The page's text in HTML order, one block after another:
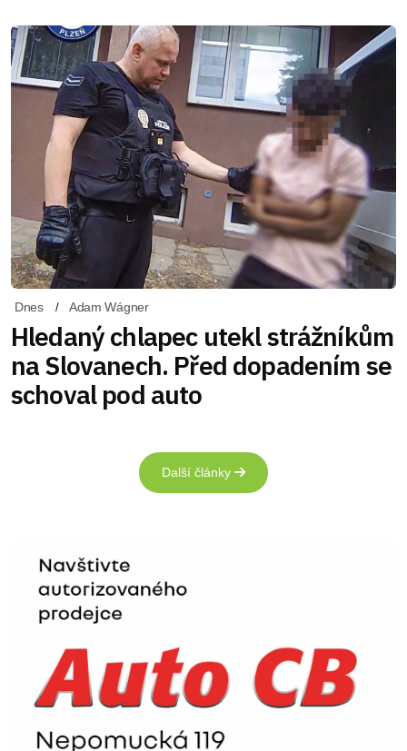
Dnes Adam Wágner
Hledaný chlapec utekl strážníkům
na Slovanech. Před dopadením se
schoval pod auto
Další články